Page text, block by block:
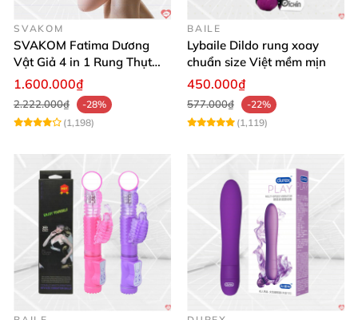
SVAKOM
SVAKOM Fatima Dương
Vật Giả 4 in 1 Rung Thụt
Hút Toả Nhiệt Massage Cho
1.600.000₫
2.222.000₫
-28%
(1,198)
BAILE
Lybaile Dildo rung xoay
chuẩn size Việt mềm mịn
450.000₫
577.000₫
-22%
(1,119)